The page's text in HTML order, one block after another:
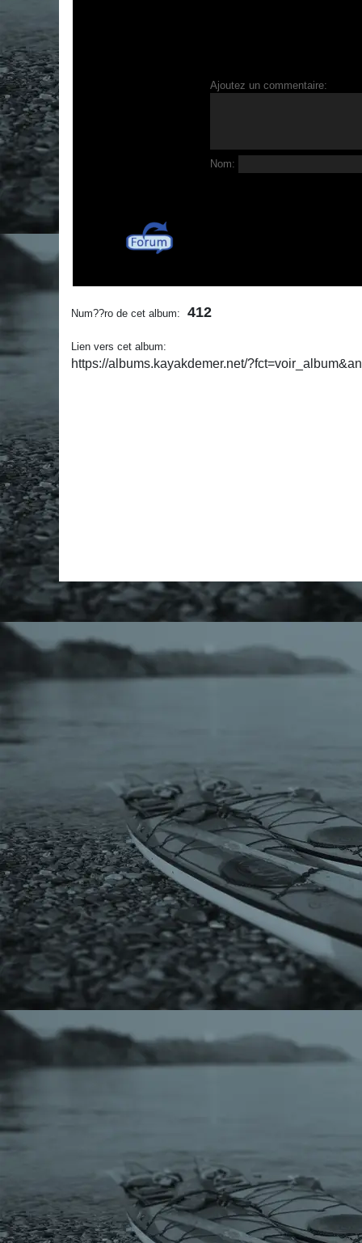
Ajoutez un commentaire:
Nom:
Num??ro de cet album: 412
Lien vers cet album:
https://albums.kayakdemer.net/